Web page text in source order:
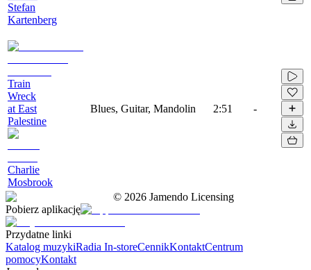
Stefan
Kartenberg
Train
Wreck
at East
Palestine
Charlie
Mosbrook
Blues, Guitar, Mandolin 2:51 -
© 2026 Jamendo Licensing
Pobierz aplikację
Przydatne linki
Katalog muzykiRadia In-storeCennikKontaktCentrum
pomocyKontakt